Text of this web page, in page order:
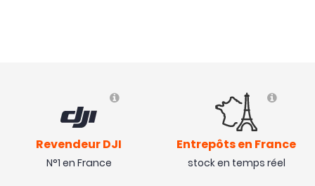
Revendeur DJI
N°1 en France
Entrepôts en France
stock en temps réel